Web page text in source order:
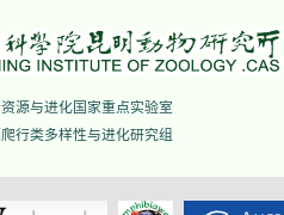
源与进化国家重点实验室
行类多样性与进化研究组